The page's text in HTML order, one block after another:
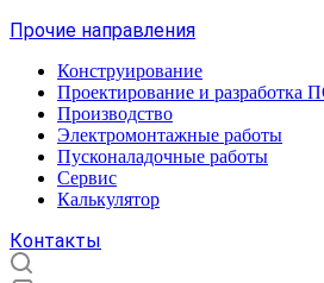
Прочие направления
Конструирование
Проектирование и разработка
Производство
Электромонтажные работы
Пусконаладочные работы
Сервис
Калькулятор
Контакты